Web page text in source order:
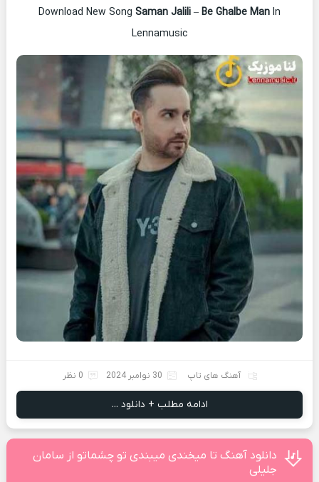
Download New Song Saman Jalili – Be Ghalbe Man In
Lennamusic
آهنگ های تاپ 30 نوامبر 2024 0 نظر
ادامه مطلب + دانلود ...
دانلود آهنگ تا میخندی میبندی تو چشماتو از سامان
جلیلی